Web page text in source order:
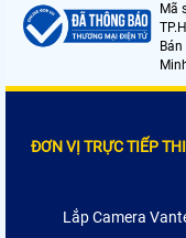
Mã
ĐƠN VỊ TRỰC TIẾP
Lắp Camera